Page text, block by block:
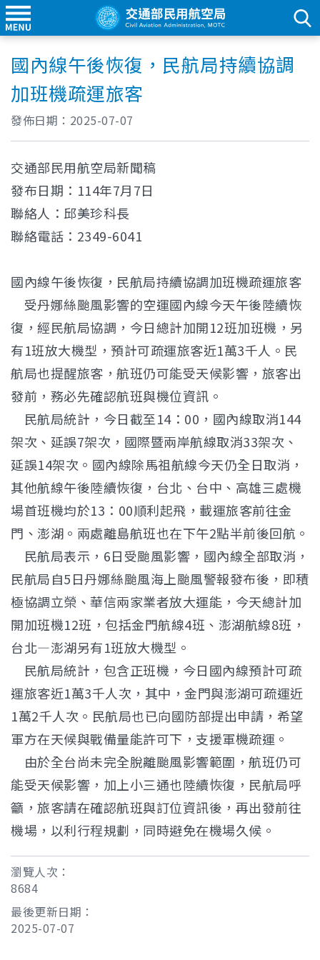
國內線午後恢復，民航局持續協調
加班機疏運旅客
發佈日期： 2025-07-07
交通部民用航空局新聞稿
發布日期：114年7月7日
聯絡人：邱美珍科長
聯絡電話：2349-6041
國內線午後恢復，民航局持續協調加班機疏運旅客
受丹娜絲颱風影響的空運國內線今天午後陸續恢
復，經民航局協調，今日總計加開12班加班機，另
有1班放大機型，預計可疏運旅客近1萬3千人。民
航局也提醒旅客，航班仍可能受天候影響，旅客出
發前，務必先確認航班與機位資訊。
民航局統計，今日截至14：00，國內線取消144
架次、延誤7架次，國際暨兩岸航線取消33架次、
延誤14架次。國內線除馬祖航線今天仍全日取消，
其他航線午後陸續恢復，台北、台中、高雄三處機
場首班機均於13：00順利起飛，載運旅客前往金
門、澎湖。兩處離島航班也在下午2點半前後回航。
民航局表示，6日受颱風影響，國內線全部取消，
民航局自5日丹娜絲颱風海上颱風警報發布後，即積
極協調立榮、華信兩家業者放大運能，今天總計加
開加班機12班，包括金門航線4班、澎湖航線8班，
台北—澎湖另有1班放大機型。
民航局統計，包含正班機，今日國內線預計可疏
運旅客近1萬3千人次，其中，金門與澎湖可疏運近
1萬2千人次。民航局也已向國防部提出申請，希望
軍方在天候與戰備量能許可下，支援軍機疏運。
由於全台尚未完全脫離颱風影響範圍，航班仍可
能受天候影響，加上小三通也陸續恢復，民航局呼
籲，旅客請在確認航班與訂位資訊後，再出發前往
機場，以利行程規劃，同時避免在機場久候。
瀏覽人次：
8684
最後更新日期：
2025-07-07